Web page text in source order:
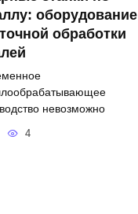
оборудование
обработки
невозможно
4